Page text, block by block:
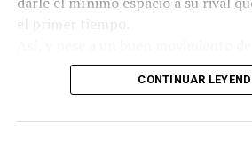
el primer tiempo.
había sacado la marca de encima y
el dueño de casa se iba adelantar a
CONTINUAR